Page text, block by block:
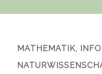
MATHEMATIK,